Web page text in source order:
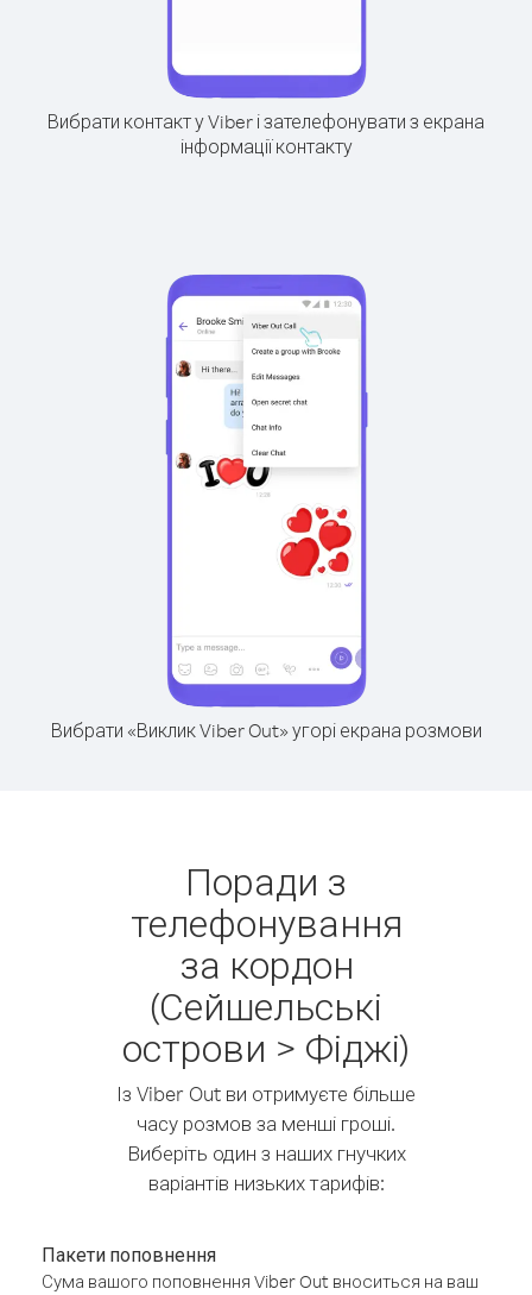
Вибрати контакт у Viber і зателефонувати з екрана
інформації контакту
Вибрати «Виклик Viber Out» угорі екрана розмови
Поради з
телефонування
за кордон
(Сейшельські
острови > Фіджі)
Із Viber Out ви отримуєте більше
часу розмов за менші гроші.
Виберіть один з наших гнучких
варіантів низьких тарифів:
Пакети поповнення
Сума вашого поповнення Viber Out вноситься на ваш